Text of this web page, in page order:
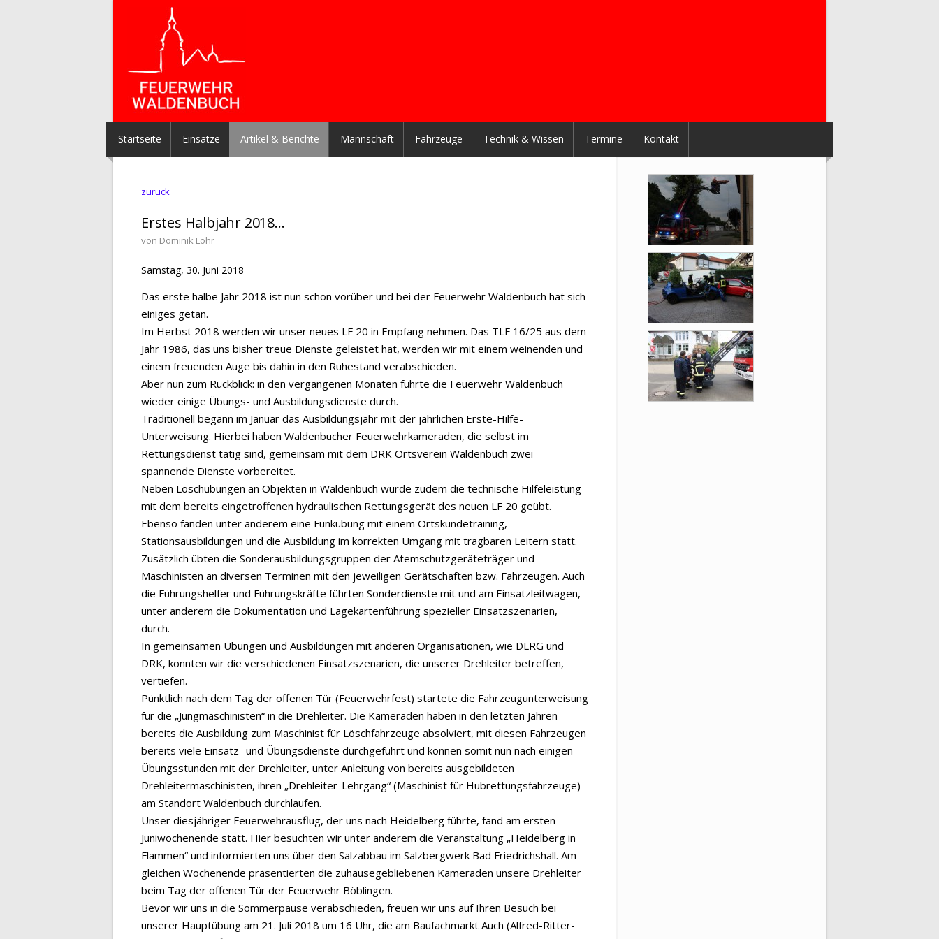
Startseite Einsätze Artikel & Berichte Mannschaft Fahrzeuge Technik & Wissen Termine Kontakt
zurück
Erstes Halbjahr 2018...
von Dominik Lohr
Samstag, 30. Juni 2018
Das erste halbe Jahr 2018 ist nun schon vorüber und bei der Feuerwehr Waldenbuch hat sich
einiges getan.
Im Herbst 2018 werden wir unser neues LF 20 in Empfang nehmen. Das TLF 16/25 aus dem
Jahr 1986, das uns bisher treue Dienste geleistet hat, werden wir mit einem weinenden und
einem freuenden Auge bis dahin in den Ruhestand verabschieden.
Aber nun zum Rückblick: in den vergangenen Monaten führte die Feuerwehr Waldenbuch
wieder einige Übungs- und Ausbildungsdienste durch.
Traditionell begann im Januar das Ausbildungsjahr mit der jährlichen Erste-Hilfe-
Unterweisung. Hierbei haben Waldenbucher Feuerwehrkameraden, die selbst im
Rettungsdienst tätig sind, gemeinsam mit dem DRK Ortsverein Waldenbuch zwei
spannende Dienste vorbereitet.
Neben Löschübungen an Objekten in Waldenbuch wurde zudem die technische Hilfeleistung
mit dem bereits eingetroffenen hydraulischen Rettungsgerät des neuen LF 20 geübt.
Ebenso fanden unter anderem eine Funkübung mit einem Ortskundetraining,
Stationsausbildungen und die Ausbildung im korrekten Umgang mit tragbaren Leitern statt.
Zusätzlich übten die Sonderausbildungsgruppen der Atemschutzgeräteträger und
Maschinisten an diversen Terminen mit den jeweiligen Gerätschaften bzw. Fahrzeugen. Auch
die Führungshelfer und Führungskräfte führten Sonderdienste mit und am Einsatzleitwagen,
unter anderem die Dokumentation und Lagekartenführung spezieller Einsatzszenarien,
durch.
In gemeinsamen Übungen und Ausbildungen mit anderen Organisationen, wie DLRG und
DRK, konnten wir die verschiedenen Einsatzszenarien, die unserer Drehleiter betreffen,
vertiefen.
Pünktlich nach dem Tag der offenen Tür (Feuerwehrfest) startete die Fahrzeugunterweisung
für die „Jungmaschinisten“ in die Drehleiter. Die Kameraden haben in den letzten Jahren
bereits die Ausbildung zum Maschinist für Löschfahrzeuge absolviert, mit diesen Fahrzeugen
bereits viele Einsatz- und Übungsdienste durchgeführt und können somit nun nach einigen
Übungsstunden mit der Drehleiter, unter Anleitung von bereits ausgebildeten
Drehleitermaschinisten, ihren „Drehleiter-Lehrgang“ (Maschinist für Hubrettungsfahrzeuge)
am Standort Waldenbuch durchlaufen.
Unser diesjähriger Feuerwehrausflug, der uns nach Heidelberg führte, fand am ersten
Juniwochenende statt. Hier besuchten wir unter anderem die Veranstaltung „Heidelberg in
Flammen“ und informierten uns über den Salzabbau im Salzbergwerk Bad Friedrichshall. Am
gleichen Wochenende präsentierten die zuhausegebliebenen Kameraden unsere Drehleiter
beim Tag der offenen Tür der Feuerwehr Böblingen.
Bevor wir uns in die Sommerpause verabschieden, freuen wir uns auf Ihren Besuch bei
unserer Hauptübung am 21. Juli 2018 um 16 Uhr, die am Baufachmarkt Auch (Alfred-Ritter-